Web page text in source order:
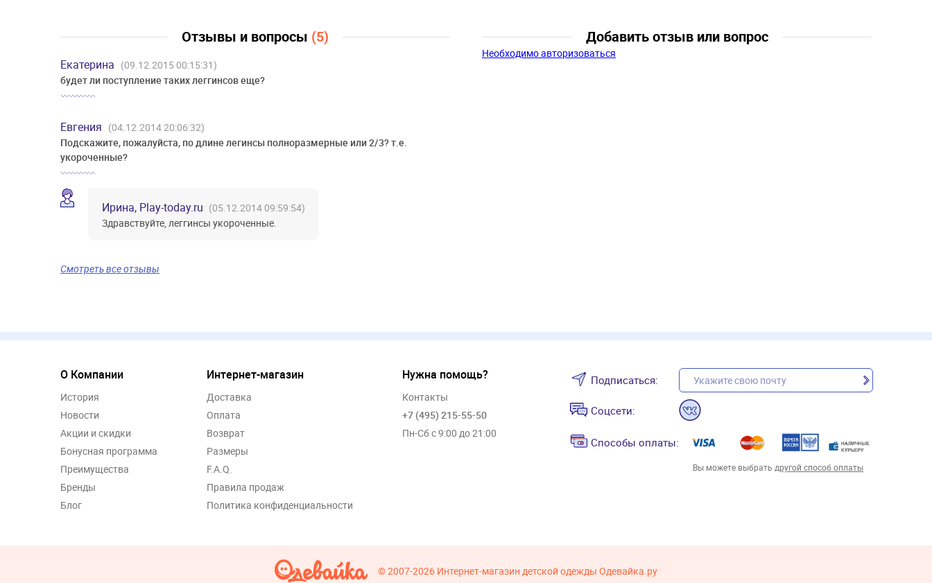
Отзывы и вопросы (5)
Екатерина (09.12.2015 00:15:31)
будет ли поступление таких леггинсов еще?
Евгения (04.12.2014 20:06:32)
Подскажите, пожалуйста, по длине легинсы полноразмерные или 2/3? т.е.
укороченные?
Ирина, Play-today.ru (05.12.2014 09:59:54)
Здравствуйте, леггинсы укороченные.
Смотреть все отзывы
Добавить отзыв или вопрос
Необходимо авторизоваться
О Компании
История
Новости
Акции и скидки
Бонусная программа
Преимущества
Бренды
Блог
Интернет-магазин
Доставка
Оплата
Возврат
Размеры
F.A.Q.
Правила продаж
Политика конфиденциальности
Нужна помощь?
Контакты
+7 (495) 215-55-50
Пн-Сб с 9:00 до 21:00
Подписаться:
Соцсети:
Способы оплаты:
Вы можете выбрать другой способ оплаты
© 2007-2026 Интернет-магазин детской одежды Одевайка.ру